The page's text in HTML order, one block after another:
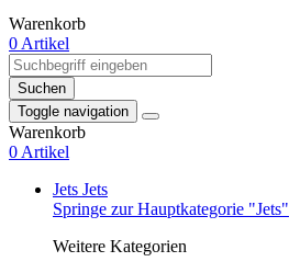
Warenkorb
0 Artikel
Suchen
Toggle navigation
Warenkorb
0 Artikel
Jets Jets
Springe zur Hauptkategorie "Jets"
Weitere Kategorien